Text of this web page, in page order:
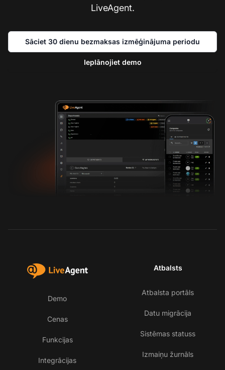
LiveAgent.
Sāciet 30 dienu bezmaksas izmēģinājuma periodu
Ieplānojiet demo
Demo
Cenas
Funkcijas
Integrācijas
Atbalsts
Atbalsta portāls
Datu migrācija
Sistēmas statuss
Izmaiņu žurnāls